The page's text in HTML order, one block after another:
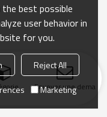
Envoyer une
best possible
user behavior in
for you.
Reject All
Marketing